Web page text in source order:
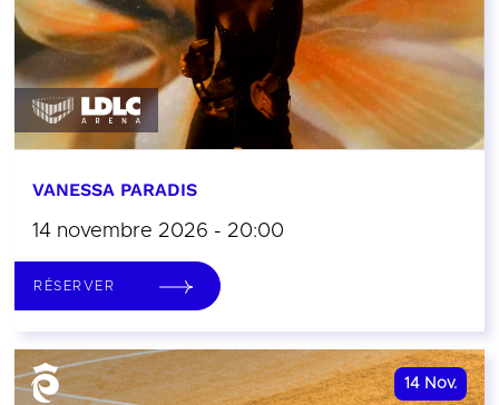
VANESSA PARADIS
14 novembre 2026 - 20:00
RÉSERVER
14 Nov.